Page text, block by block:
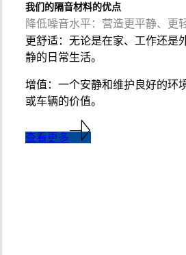
我们的隔音材料的优点
降低噪音水平：营造更平静、更
更舒适：无论是在家、工作还是
静的日常生活。
增值：一个安静和维护良好的环
或车辆的价值。
查看更多